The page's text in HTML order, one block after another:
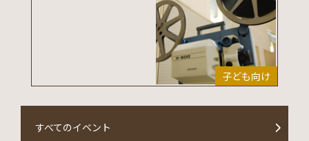
子ども向け
すべてのイベント